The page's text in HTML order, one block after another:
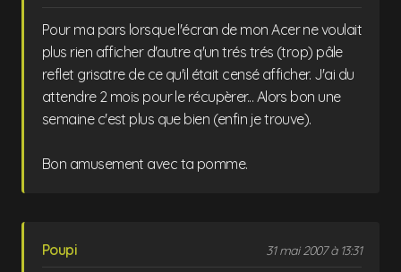
Pour ma pars lorsque l'écran de mon Acer ne voulait
plus rien afficher d'autre q'un trés trés (trop) pâle
reflet grisatre de ce qu'il était censé afficher. J'ai du
attendre 2 mois pour le récupèrer... Alors bon une
semaine c'est plus que bien (enfin je trouve).
Bon amusement avec ta pomme.
Poupi 31 mai 2007 à 13:31